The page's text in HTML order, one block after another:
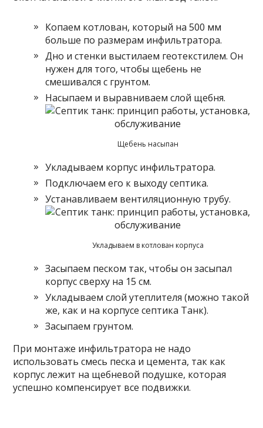
Копаем котлован, который на 500 мм
больше по размерам инфильтратора.
Дно и стенки выстилаем геотекстилем. Он
нужен для того, чтобы щебень не
смешивался с грунтом.
Насыпаем и выравниваем слой щебня.
Щебень насыпан
Укладываем корпус инфильтратора.
Подключаем его к выходу септика.
Устанавливаем вентиляционную трубу.
Укладываем в котлован корпуса
Засыпаем песком так, чтобы он засыпал
корпус сверху на 15 см.
Укладываем слой утеплителя (можно такой
же, как и на корпусе септика Танк).
Засыпаем грунтом.
При монтаже инфильтратора не надо
использовать смесь песка и цемента, так как
корпус лежит на щебневой подушке, которая
успешно компенсирует все подвижки.